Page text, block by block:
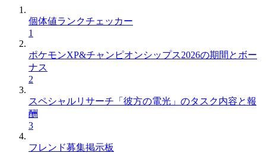
個体値ランクチェッカー
1
ポケモンXP&チャンピオンシップス2026の期間とボー
ナス
2
スペシャルリサーチ「彼方の電光」のタスク内容と報
酬
3
フレンド募集掲示板